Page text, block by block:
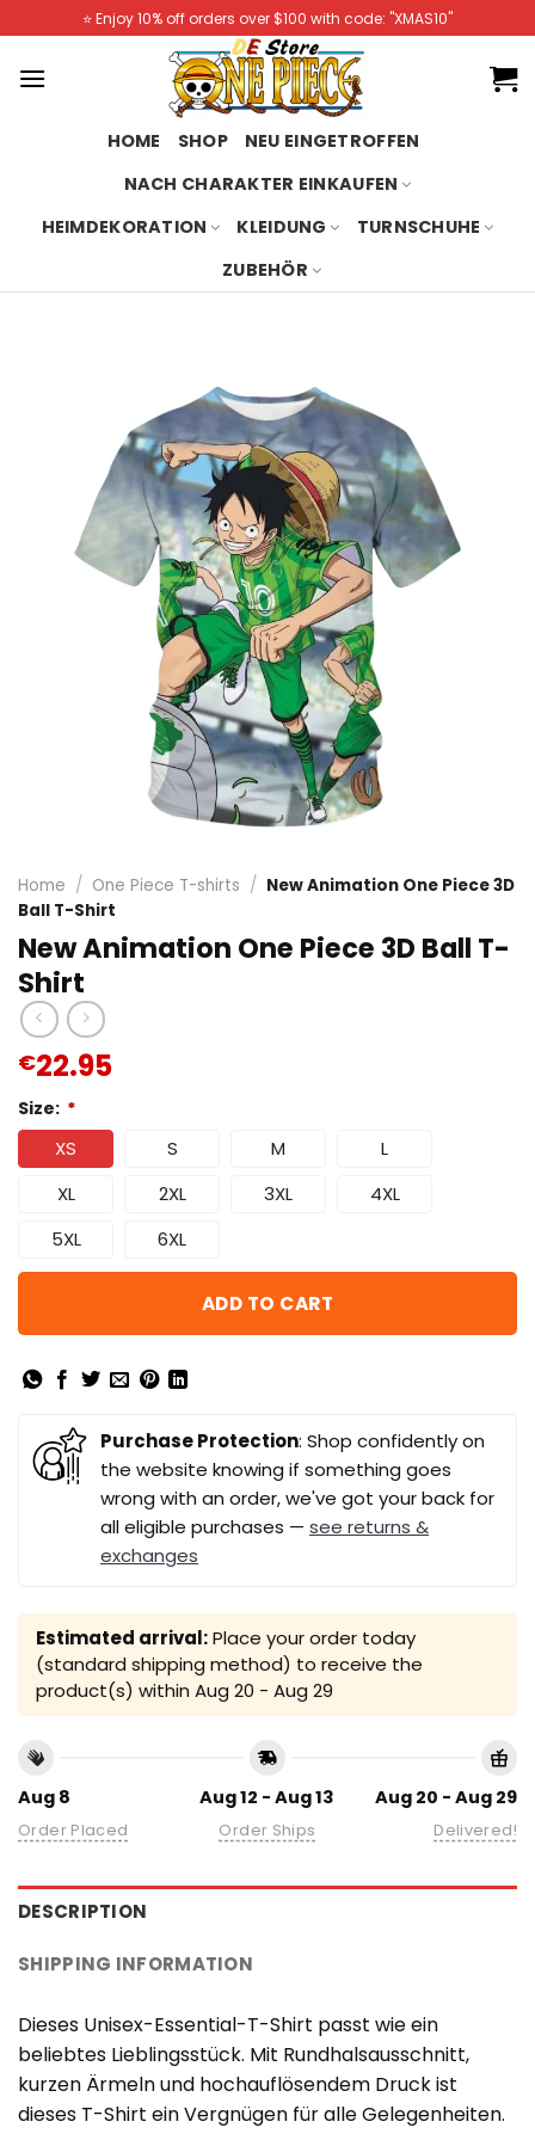
to
content
⭐️ Enjoy 10% off orders over $100 with code: "XMAS10"
HOME SHOP
NEU EINGETROFFEN
NACH CHARAKTER EINKAUFEN
HEIMDEKORATION
KLEIDUNG
TURNSCHUHE
ZUBEHÖR
Home / One Piece T-shirts / New Animation One Piece 3D
Ball T-Shirt
New Animation One Piece 3D Ball T-
Shirt
€22.95
Size: *
XS S M
L
XL
2XL 3XL
4XL
5XL
6XL
ADD TO CART
Purchase Protection: Shop confidently on
the website knowing if something goes
wrong with an order, we've got your back for
all eligible purchases — see returns &
exchanges
Estimated arrival:Place your order today
(standard shipping method) to receive the
product(s) within Aug 20 - Aug 29
Aug 8
Order Placed
Aug 12 - Aug 13
Order Ships
Aug 20 - Aug 29
Delivered!
DESCRIPTION
SHIPPING INFORMATION
Dieses Unisex-Essential-T-Shirt passt wie ein
beliebtes Lieblingsstück. Mit Rundhalsausschnitt,
kurzen Ärmeln und hochauflösendem Druck ist
dieses T-Shirt ein Vergnügen für alle Gelegenheiten.